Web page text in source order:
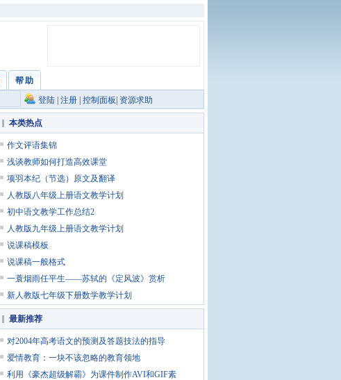
帮助
登陆 注册 控制面板 资源求助
本类热点
作文评语集锦
浅谈教师如何打造高效课堂
项羽本纪（节选）原文及翻译
人教版八年级上册语文教学计划
初中语文教学工作总结2
人教版九年级上册语文教学计划
说课稿模板
说课稿一般格式
一蓑烟雨任平生——苏轼的《定风波》赏析
新人教版七年级下册数学教学计划
最新推荐
对2004年高考语文的预测及答题技法的指导
爱情教育：一块不该忽略的教育领地
利用《豪杰超级解霸》为课件制作AVI和GIF素